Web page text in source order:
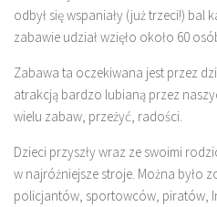
odbył się wspaniały (już trzeci!) bal
zabawie udział wzięło około 60
Zabawa ta oczekiwana jest przez
atrakcją bardzo lubianą przez
wielu zabaw, przeżyć, radości.
Dzieci przyszły wraz ze swoimi
w najróżniejsze stroje. Można było
policjantów, sportowców, piratów,